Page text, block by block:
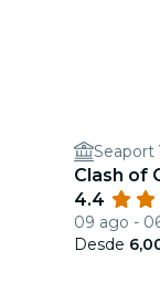
Seaport
Clash of
4.4
09 ago -
Desde